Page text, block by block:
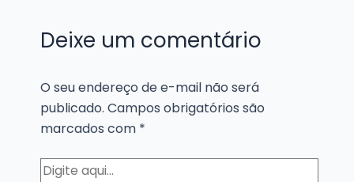
Deixe um comentário
O seu endereço de e-mail não será
publicado. Campos obrigatórios são
marcados com *
Digite